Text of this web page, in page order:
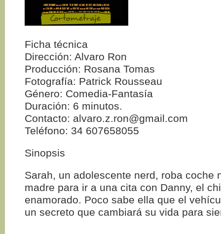
Ficha técnica
Dirección: Alvaro Ron
Producción: Rosana Tomas
Fotografía: Patrick Rousseau
Género: Comedia-Fantasía
Duración: 6 minutos.
Contacto: alvaro.z.ron@gmail.com
Teléfono: 34 607658055
Sinopsis
Sarah, un adolescente nerd, roba coche
madre para ir a una cita con Danny, el
enamorado. Poco sabe ella que el
un secreto que cambiará su vida para